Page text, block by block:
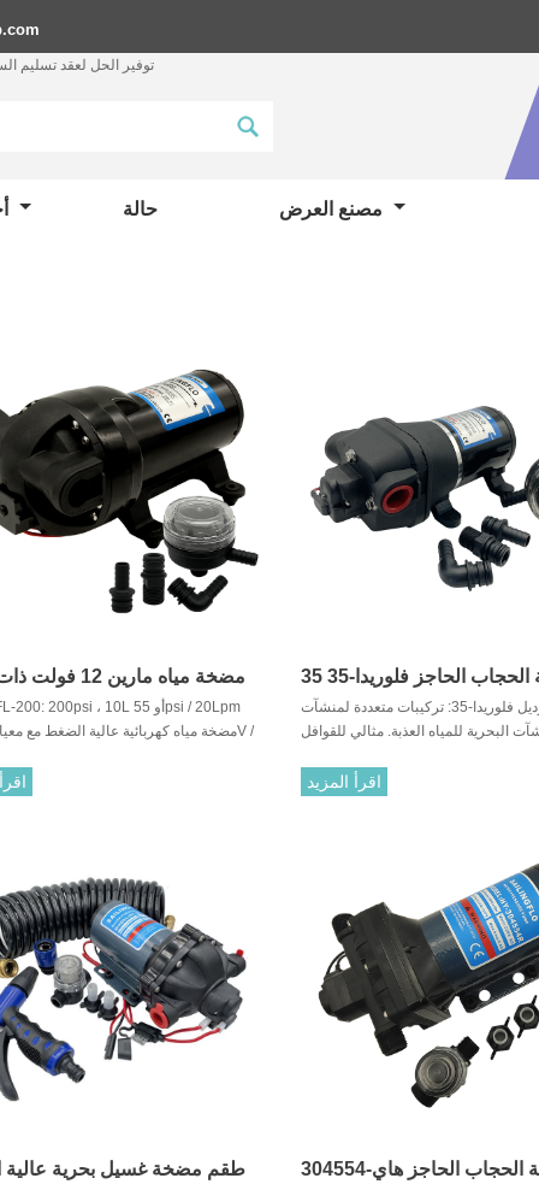
توفير الحل لعقد تسليم
حالة
مضخة مياه مارين
عالي 200 رطل / بوصة مربعة
مضخة الحجاب الحاجز فلوريدا-35 35psi
12V العاصمة
الموديل فلوريدا-35: تركيبات متعددة لمنشآت RV
البحرية للمياه العذبة. مثالي للقوافل
الزراعية. مزود بفلتر وتركيبات ، وهذه
اقرأ المزيد
طقم مضخة غسيل بحرية عالية
مضخة الحجاب الحاجز هاي-304554R